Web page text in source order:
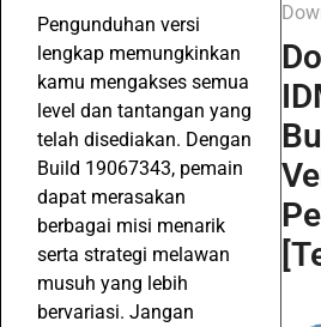
Pengunduhan versi
lengkap memungkinkan
kamu mengakses semua
level dan tantangan yang
telah disediakan. Dengan
Build 19067343, pemain
dapat merasakan
berbagai misi menarik
serta strategi melawan
musuh yang lebih
bervariasi. Jangan